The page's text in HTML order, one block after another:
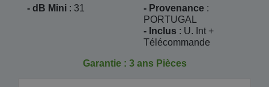
- dB Mini : 31 - Provenance :
PORTUGAL
- Inclus : U. Int +
Télécommande
Garantie : 3 ans Pièces